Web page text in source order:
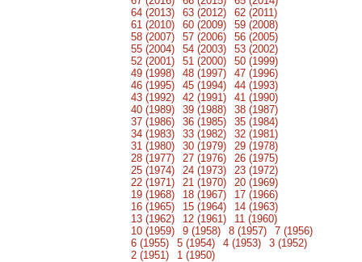
64 (2013)
63 (2012)
62 (2011)
61 (2010)
60 (2009)
59 (2008)
58 (2007)
57 (2006)
56 (2005)
55 (2004)
54 (2003)
53 (2002)
52 (2001)
51 (2000)
50 (1999)
49 (1998)
48 (1997)
47 (1996)
46 (1995)
45 (1994)
44 (1993)
43 (1992)
42 (1991)
41 (1990)
40 (1989)
39 (1988)
38 (1987)
37 (1986)
36 (1985)
35 (1984)
34 (1983)
33 (1982)
32 (1981)
31 (1980)
30 (1979)
29 (1978)
28 (1977)
27 (1976)
26 (1975)
25 (1974)
24 (1973)
23 (1972)
22 (1971)
21 (1970)
20 (1969)
19 (1968)
18 (1967)
17 (1966)
16 (1965)
15 (1964)
14 (1963)
13 (1962)
12 (1961)
11 (1960)
10 (1959)
9 (1958) 8 (1957)
7 (1956)
6 (1955)
5 (1954) 4 (1953)
3 (1952)
2 (1951)
1 (1950)